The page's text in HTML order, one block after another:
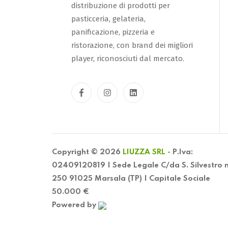
distribuzione di prodotti per
pasticceria, gelateria,
panificazione, pizzeria e
ristorazione, con brand dei migliori
player, riconosciuti dal mercato.
Copyright © 2026 LIUZZA SRL - P.Iva:
02409120819 | Sede Legale C/da S. Silvestro
250 91025 Marsala (TP) | Capitale Sociale
50.000 €
Powered by